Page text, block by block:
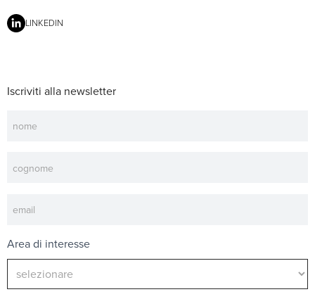
LINKEDIN
Iscriviti alla newsletter
Area di interesse